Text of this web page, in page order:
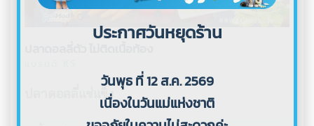
ปลาดอลลี่แช่แข็ง
ประกาศวันหยุดร้าน
วันพุธ ที่ 12 ส.ค. 2569
เนื่องในวันแม่แห่งชาติ